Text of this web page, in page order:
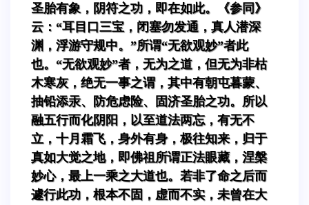
圣胎有象，阴符之功，即在如此。《参同》
云：“耳目口三宝，闭塞勿发通，真人潜深
渊，浮游守规中。”所谓“无欲观妙”者此
也。“无欲观妙”者，无为之道，但无为非枯
木寒灰，绝无一事之谓，其中有朝屯暮蒙、
抽铅添汞、防危虑险、固济圣胎之功。所以
融五行而化阴阳，以至道法两忘，有无不
立，十月霜飞，身外有身，极往知来，归于
真如大觉之地，即佛祖所谓正法眼藏，涅槃
妙心，最上一乘之大道也。若非了命之后而
遽行此功，根本不固，虚而不实，未曾在大